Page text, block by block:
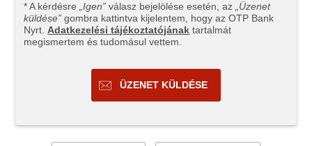
* A kérdésre „Igen” válasz bejelölése esetén, az
„Üzenet
küldése” gombra kattintva kijelentem, hogy az OTP Bank
Nyrt. Adatkezelési tájékoztatójának tartalmát
megismertem és tudomásul vettem.
ÜZENET KÜLDÉSE